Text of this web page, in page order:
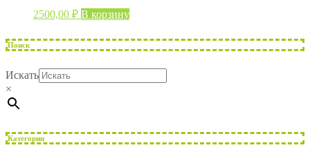
2500,00 ₽ В корзину
Поиск
Искать
×
Категории